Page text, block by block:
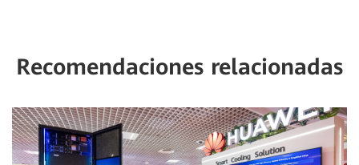
Recomendaciones relacionadas